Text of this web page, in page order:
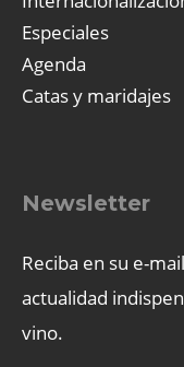
Especiales
Agenda
Catas y maridajes
Newsletter
Reciba en su e-
actualidad
vino.